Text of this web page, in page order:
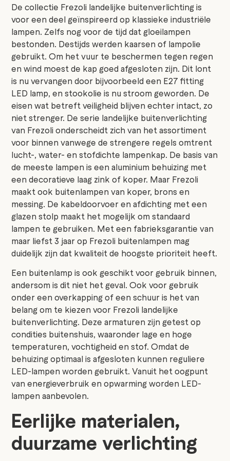
De collectie Frezoli landelijke buitenverlichting is
voor een deel geïnspireerd op klassieke industriële
lampen. Zelfs nog voor de tijd dat gloeilampen
bestonden. Destijds werden kaarsen of lampolie
gebruikt. Om het vuur te beschermen tegen regen
en wind moest de kap goed afgesloten zijn. Dit lont
is nu vervangen door bijvoorbeeld een E27 fitting
LED lamp, en stookolie is nu stroom geworden. De
eisen wat betreft veiligheid blijven echter intact, zo
niet strenger. De serie landelijke buitenverlichting
van Frezoli onderscheidt zich van het assortiment
voor binnen vanwege de strengere regels omtrent
lucht-, water- en stofdichte lampenkap. De basis van
de meeste lampen is een aluminium behuizing met
een decoratieve laag zink of koper. Maar Frezoli
maakt ook buitenlampen van koper, brons en
messing. De kabeldoorvoer en afdichting met een
glazen stolp maakt het mogelijk om standaard
lampen te gebruiken. Met een fabrieksgarantie van
maar liefst 3 jaar op Frezoli buitenlampen mag
duidelijk zijn dat kwaliteit de hoogste prioriteit heeft.
Een buitenlamp is ook geschikt voor gebruik binnen,
andersom is dit niet het geval. Ook voor gebruik
onder een overkapping of een schuur is het van
belang om te kiezen voor Frezoli landelijke
buitenverlichting. Deze armaturen zijn getest op
condities buitenshuis, waaronder lage en hoge
temperaturen, vochtigheid en stof. Omdat de
behuizing optimaal is afgesloten kunnen reguliere
LED-lampen worden gebruikt. Vanuit het oogpunt
van energieverbruik en opwarming worden LED-
lampen aanbevolen.
Eerlijke materialen,
duurzame verlichting